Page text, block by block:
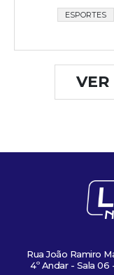
ESPORTES
Rua João Ramiro
4º Andar - Sala